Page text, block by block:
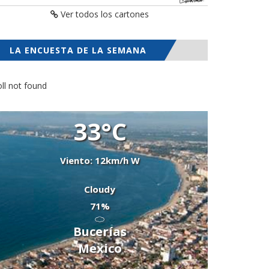
Ver todos los cartones
LA ENCUESTA DE LA SEMANA
not found
33°C
Viento: 12km/h W
Cloudy
71%
Bucerías
Mexico